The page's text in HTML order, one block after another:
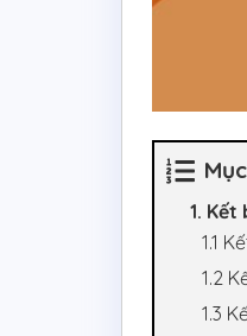
1.
1.1
1.2
1.3